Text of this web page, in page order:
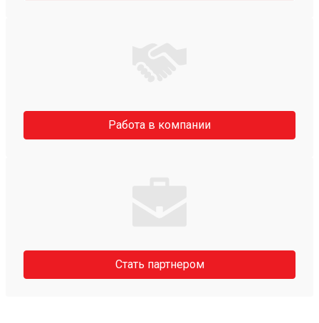
Работа в компании
Стать партнером